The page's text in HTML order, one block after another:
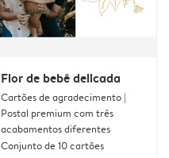
Flor de bebê delicada
Cartões de agradecimento |
Postal premium com três
acabamentos diferentes
Conjunto de 10 cartões